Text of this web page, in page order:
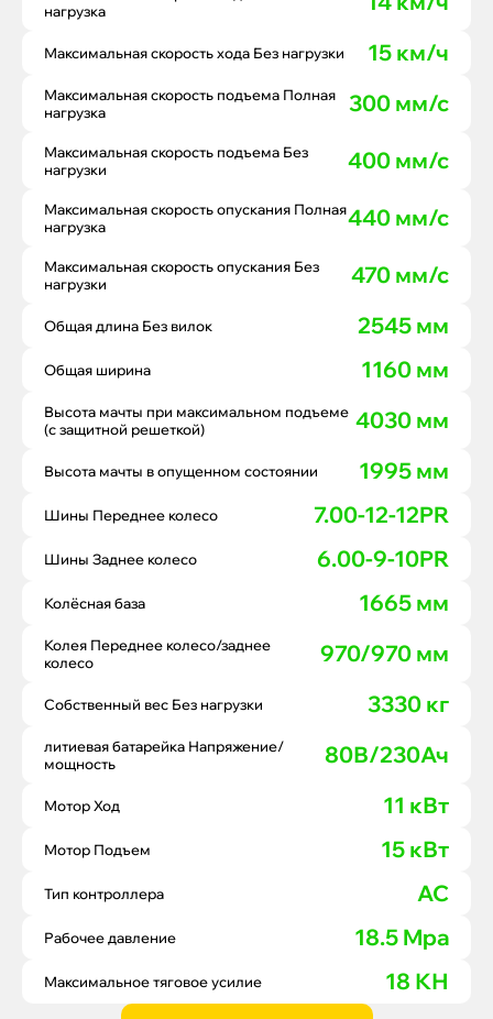
нагрузка
Максимальная скорость хода Без нагрузки 15 км/ч
Максимальная скорость подъема Полная
нагрузка
300 мм/с
Максимальная скорость подъема Без
нагрузки
400 мм/с
Максимальная скорость опускания Полная
нагрузка
440 мм/с
Максимальная скорость опускания Без
нагрузки
470 мм/с
Общая длина Без вилок 2545 мм
Общая ширина 1160 мм
Высота мачты при максимальном подъеме
(с защитной решеткой)
4030 мм
Высота мачты в опущенном состоянии 1995 мм
Шины Переднее колесо 7.00-12-12PR
Шины Заднее колесо 6.00-9-10PR
Колёсная база 1665 мм
Колея Переднее колесо/заднее
колесо
970/970 мм
Собственный вес Без нагрузки 3330 кг
литиевая батарейка Напряжение/
мощность
80В/230Ач
Мотор Ход 11 кВт
Мотор Подъем 15 кВт
Тип контроллера AC
Рабочее давление 18.5 Mpa
Максимальное тяговое усилие 18 КН